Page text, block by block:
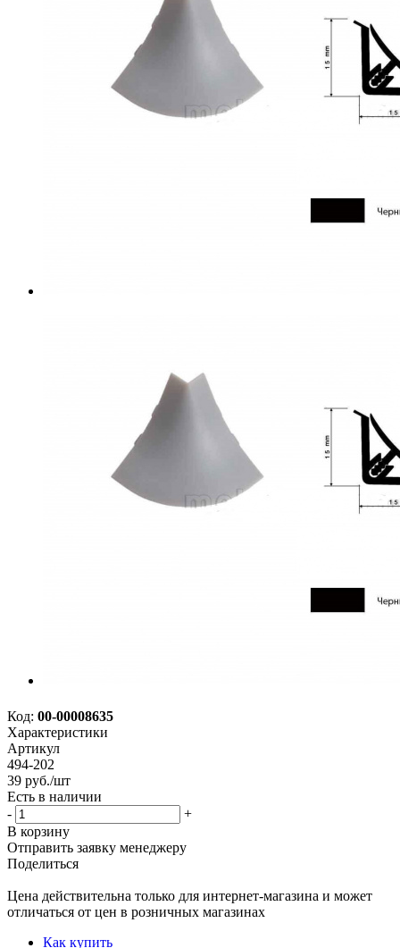
Код: 00-00008635
Характеристики
Артикул
494-202
39 руб./шт
Есть в наличии
-
+
В корзину
Отправить заявку менеджеру
Поделиться
Цена действительна только для интернет-магазина и может
отличаться от цен в розничных магазинах
Как купить